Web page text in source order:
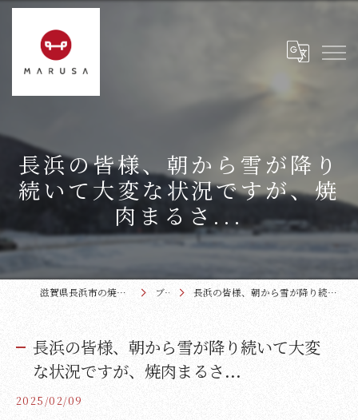
長浜の皆様、朝から雪が降り
続いて大変な状況ですが、焼
肉まるさ...
滋賀県長浜市の焼肉なら近江牛本家まるさ ブログ 長浜の皆様、朝から雪が降り続いて大変な状況ですが、焼肉まるさ...
長浜の皆様、朝から雪が降り続いて大変
な状況ですが、焼肉まるさ...
2025/02/09